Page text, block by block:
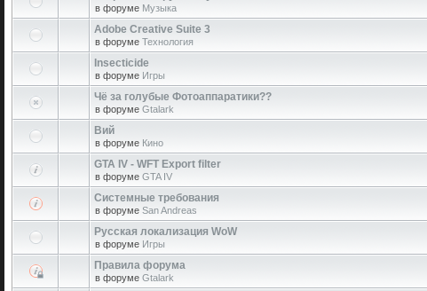
в форуме Музыка
Adobe Creative Suite 3
в форуме Технология
Insecticide
в форуме Игры
Чё за голубые Фотоаппаратики??
в форуме Gtalark
Вий
в форуме Кино
GTA IV - WFT Export filter
в форуме GTA IV
Системные требования
в форуме San Andreas
Русская локализация WoW
в форуме Игры
Правила форума
в форуме Gtalark